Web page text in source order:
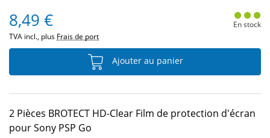
8,49 €
TVA incl., plus Frais de port
En stock
Ajouter au panier
2 Pièces BROTECT HD-Clear Film de protection d'écran
pour Sony PSP Go